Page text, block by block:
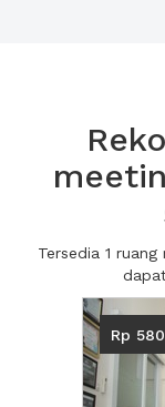
Tersedia 1
Rp